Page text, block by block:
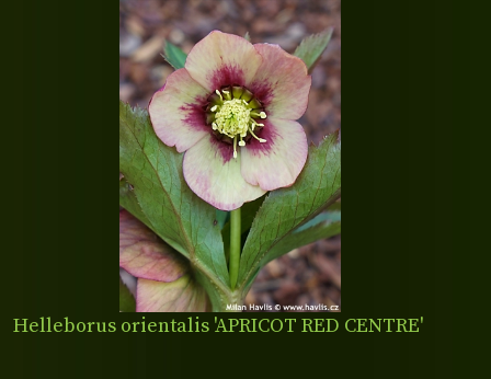
Helleborus orientalis 'APRICOT RED CENTRE'